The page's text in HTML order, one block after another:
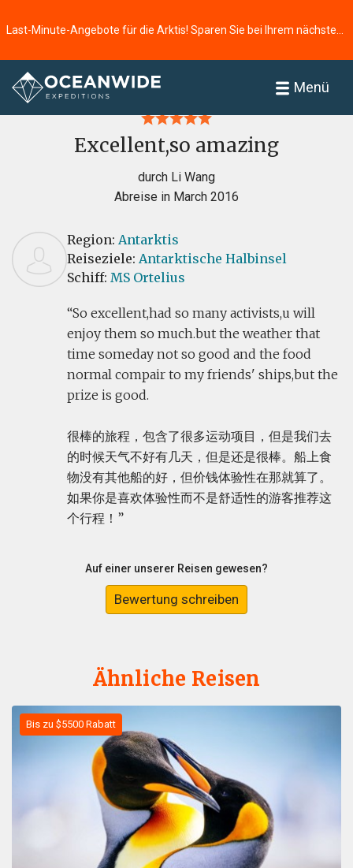
Menü
Startseite
Excellent,so amazing
durch Li Wang
Abreise in March 2016
Region: Antarktis
Reiseziele: Antarktische Halbinsel
Schiff: MS Ortelius
So excellent,had so many activists,u will
enjoy them so much.but the weather that
time someday not so good and the food
normal compair to my friends' ships,but the
prize is good.
很棒的旅程，包含了很多运动项目，但是我们去
的时候天气不好有几天，但是还是很棒。船上食
物没有其他船的好，但价钱体验性在那就算了。
如果你是喜欢体验性而不是舒适性的游客推荐这
个行程！
Auf einer unserer Reisen gewesen?
Bewertung schreiben
Ähnliche Reisen
Bis zu $5500 Rabatt